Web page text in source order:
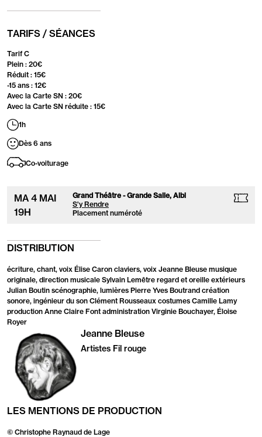
TARIFS / SÉANCES
Tarif C
Plein : 20€
Réduit : 15€
-15 ans : 12€
Avec la Carte SN : 20€
Avec la Carte SN réduite : 15€
1h
Dès 6 ans
Co-voiturage
MA 4 MAI
19H
Grand Théâtre - Grande Salle, Albi
S'y Rendre
Placement numéroté
DISTRIBUTION
écriture, chant, voix Élise Caron claviers, voix Jeanne Bleuse musique
originale, direction musicale Sylvain Lemêtre regard et oreille extérieurs
Julian Boutin scénographie, lumières Pierre Yves Boutrand création
sonore, ingénieur du son Clément Rousseaux costumes Camille Lamy
production Anne Claire Font administration Virginie Bouchayer, Éloise
Royer
Jeanne Bleuse
Artistes Fil rouge
LES MENTIONS DE PRODUCTION
© Christophe Raynaud de Lage